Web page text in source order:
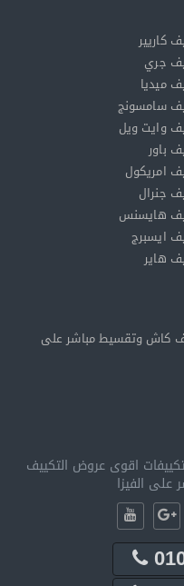
كاريير
جري
ميديا
سامسونج
وايت ويل
باور
امريكول
جنرال
هايسنس
ايسبرج
هاير
كاش وتقسيط مباشر على
اقوى عروض التكييف
الفيزا